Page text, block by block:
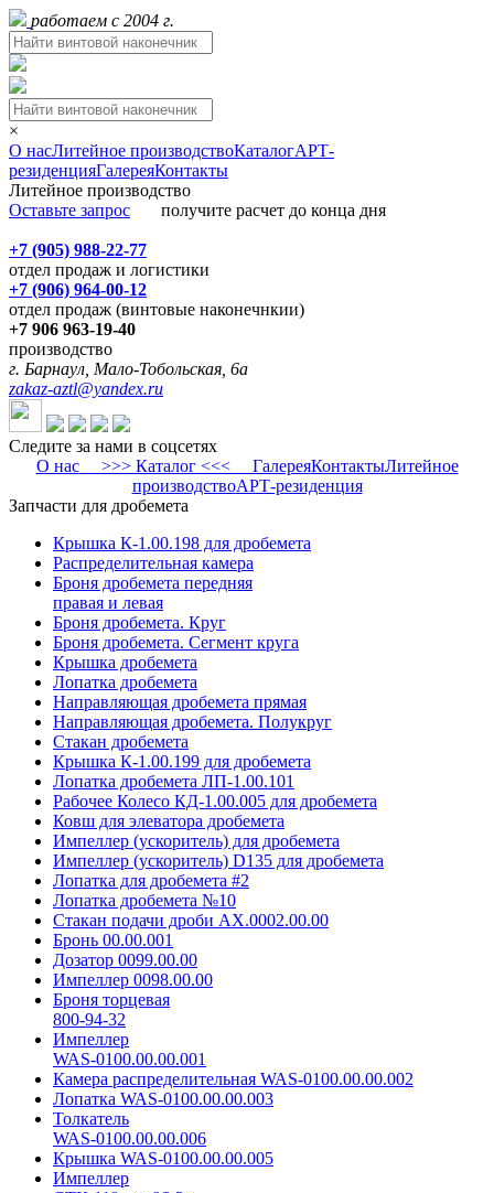
работаем с 2004 г.
×
О насЛитейное производствоКаталогАРТ-
резиденцияГалереяКонтакты
Литейное производство
Оставьте запрос получите расчет до конца дня
+7 (905) 988-22-77
отдел продаж и логистики
+7 (906) 964-00-12
отдел продаж (винтовые наконечнкии)
+7 906 963-19-40
производство
г. Барнаул, Мало-Тобольская, 6а
zakaz-aztl@yandex.ru
Следите за нами в соцсетях
О нас>>> Каталог <<< ГалереяКонтактыЛитейное
производствоАРТ-резиденция
Запчасти для дробемета
Крышка К-1.00.198 для дробемета
Распределительная камера
Броня дробемета передняя
правая и левая
Броня дробемета. Круг
Броня дробемета. Сегмент круга
Крышка дробемета
Лопатка дробемета
Направляющая дробемета прямая
Направляющая дробемета. Полукруг
Стакан дробемета
Крышка К-1.00.199 для дробемета
Лопатка дробемета ЛП-1.00.101
Рабочее Колесо КД-1.00.005 для дробемета
Ковш для элеватора дробемета
Импеллер (ускоритель) для дробемета
Импеллер (ускоритель) D135 для дробемета
Лопатка для дробемета #2
Лопатка дробемета №10
Стакан подачи дроби АХ.0002.00.00
Бронь 00.00.001
Дозатор 0099.00.00
Импеллер 0098.00.00
Броня торцевая
800-94-32
Импеллер
WAS-0100.00.00.001
Камера распределительная WAS-0100.00.00.002
Лопатка WAS-0100.00.00.003
Толкатель
WAS-0100.00.00.006
Крышка WAS-0100.00.00.005
Импеллер